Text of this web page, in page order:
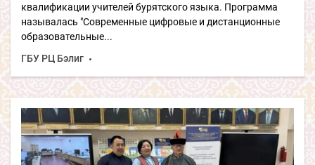
квалификации учителей бурятского языка. Программа
называлась "Современные цифровые и дистанционные
образовательные...
ГБУ РЦ Бэлиг